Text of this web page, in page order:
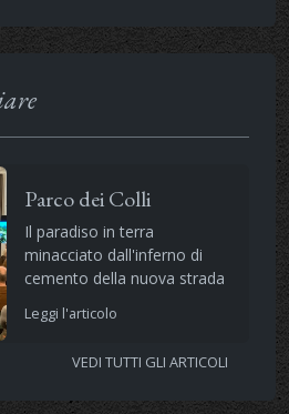
Parco dei Colli
Il paradiso in terra
minacciato dall'inferno di
cemento della nuova strada
Leggi l'articolo
VEDI TUTTI GLI ARTICOLI